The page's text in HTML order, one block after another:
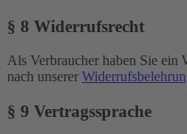
§ 8 Widerrufsrecht
Als Verbraucher haben Sie ein
nach unserer
§ 9 Vertragssprache